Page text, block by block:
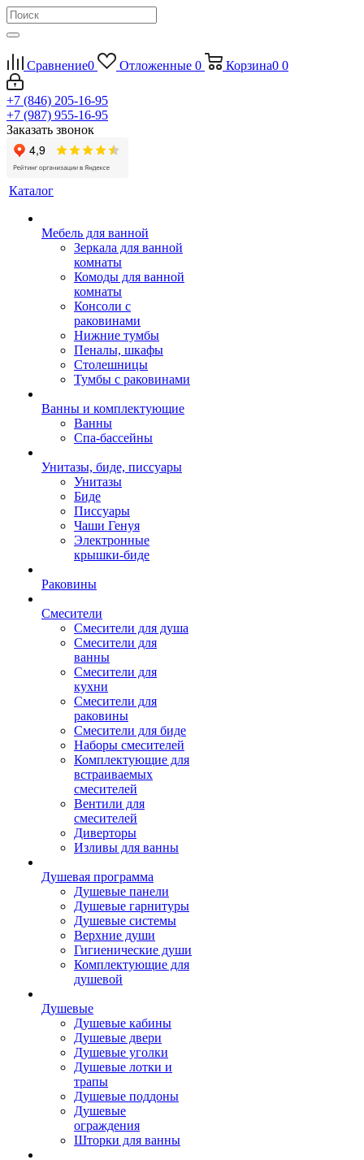
Сравнение0 Отложенные 0 Корзина0 0
+7 (846) 205-16-95
+7 (987) 955-16-95
Заказать звонок
Каталог
Мебель для ванной
Зеркала для ванной
комнаты
Комоды для ванной
комнаты
Консоли с
раковинами
Нижние тумбы
Пеналы, шкафы
Столешницы
Тумбы с раковинами
Ванны и комплектующие
Ванны
Спа-бассейны
Унитазы, биде, писсуары
Унитазы
Биде
Писсуары
Чаши Генуя
Электронные
крышки-биде
Раковины
Смесители
Смесители для душа
Смесители для
ванны
Смесители для
кухни
Смесители для
раковины
Смесители для биде
Наборы смесителей
Комплектующие для
встраиваемых
смесителей
Вентили для
смесителей
Диверторы
Изливы для ванны
Душевая программа
Душевые панели
Душевые гарнитуры
Душевые системы
Верхние души
Гигиенические души
Комплектующие для
душевой
Душевые
Душевые кабины
Душевые двери
Душевые уголки
Душевые лотки и
трапы
Душевые поддоны
Душевые
ограждения
Шторки для ванны